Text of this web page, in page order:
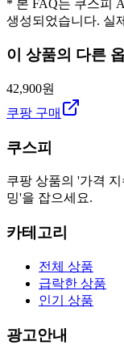
* 본 FAQ는 쿠스피
생성되었습니다. 실
이 상품의 다른
42,900원
쿠팡 구매
쿠스피
쿠팡 상품의 '가격
밍'을 잡으세요.
카테고리
전체 상품
급락한 상품
인기 상품
광고안내